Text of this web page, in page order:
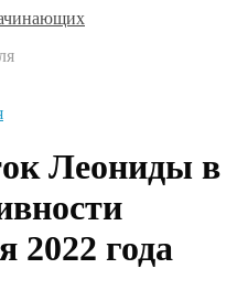
Леониды в
2022 года